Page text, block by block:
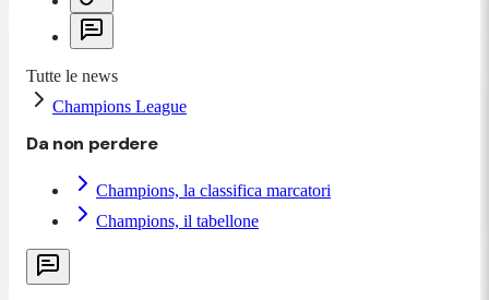
Tutte le news
Champions League
Da non perdere
Champions, la classifica marcatori
Champions, il tabellone